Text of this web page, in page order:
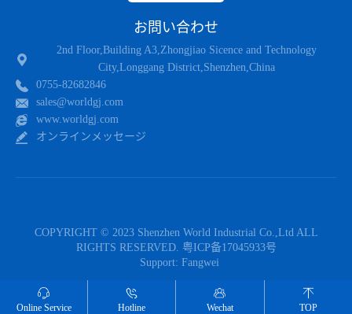
Online Service Hotline Wechat TOP
お問い合わせ
2nd Floor,Building A3,Zhongjiao Sicence and Technology
City,Longgang District,Shenzhen,China
0755-82682846
sales@worldgj.com
www.worldgj.com
オンラインメッセージ
COPYRIGHT © 2023 Shenzhen World Industrial Co.,Ltd ALL
RIGHTS RESERVED. 粤ICP备17045933号
Support: Fangwei
SNS